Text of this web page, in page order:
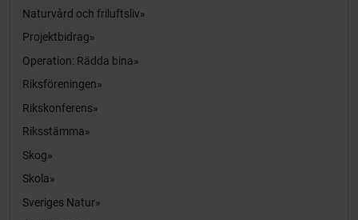
Naturvård och friluftsliv
Projektbidrag
Operation: Rädda bina
Riksföreningen
Rikskonferens
Riksstämma
Skog
Skola
Sveriges Natur